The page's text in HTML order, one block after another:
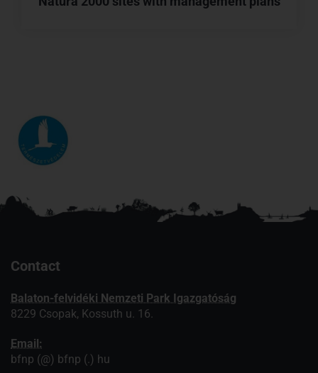
Contact
Balaton-felvidéki Nemzeti Park Igazgatóság
8229 Csopak, Kossuth u. 16.
Email:
bfnp (@) bfnp (.) hu